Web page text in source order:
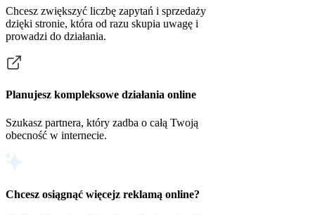
Chcesz zwiększyć liczbę zapytań i sprzedaży
dzięki stronie, która od razu skupia uwagę i
prowadzi do działania.
Planujesz kompleksowe działania online
Szukasz partnera, który zadba o całą Twoją
obecność w internecie.
Chcesz osiągnąć więcejz reklamą online?